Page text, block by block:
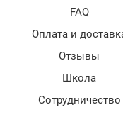
FAQ
Оплата и
Отзывы
Школа
Сотрудничество